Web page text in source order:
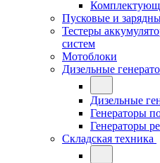
Пусковые и
Тестеры
систем
Мотоблоки
Дизельные
Дизельные
Генераторы
Генераторы
Складская техника